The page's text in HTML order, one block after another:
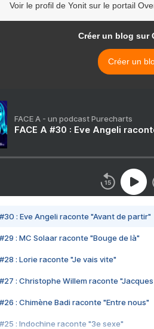
Voir le profil de Yonit sur le portail
Créer un blog sur
Créer un
FACE A - un podcast Purecharts
FACE A #30 : Eve Angeli
#30 : Eve Angeli raconte "Avant de partir"
#29 : MC Solaar raconte "Bouge de là"
#28 : Lorie raconte "Je vais vite"
#27 : Christophe Willem raconte
#26 : Chimène Badi raconte "Entre nous"
#25 : Indochine raconte "3e sexe"